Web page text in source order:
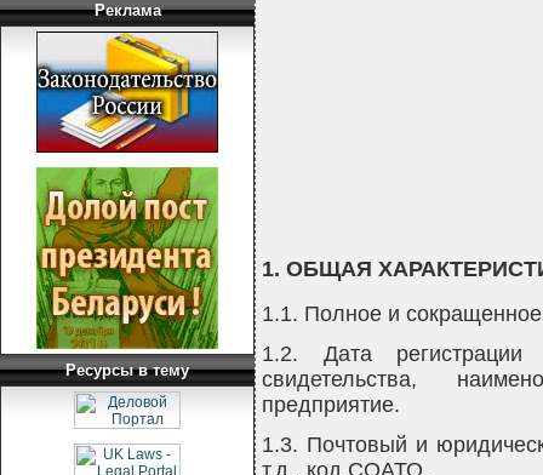
Реклама
Ресурсы в тему
1. ОБЩАЯ
1.1. Полное и
1.2. Дата регистрации
свидетельства,
предприятие.
1.3. Почтовый и
т.д., код СОАТО.